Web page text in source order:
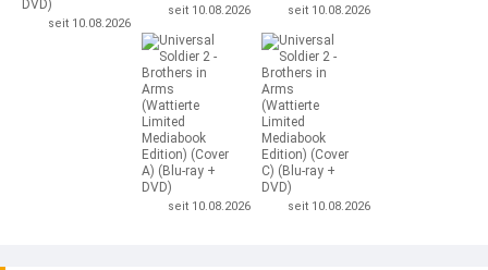
seit 10.08.2026
seit 10.08.2026 seit 10.08.2026
seit 10.08.2026 seit 10.08.2026